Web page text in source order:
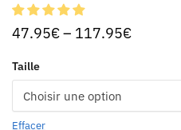
47.95€– 117.95€
Taille
Effacer